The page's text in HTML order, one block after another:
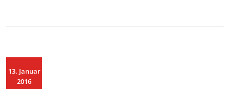
13. Januar
2016